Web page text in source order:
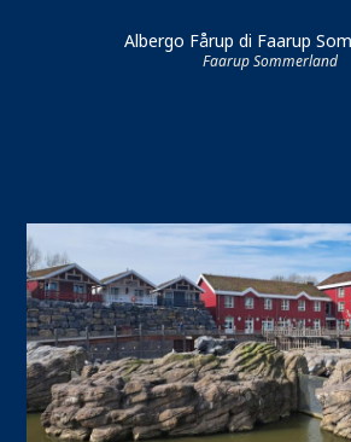
Albergo Fårup di Faarup
Faarup Sommerland